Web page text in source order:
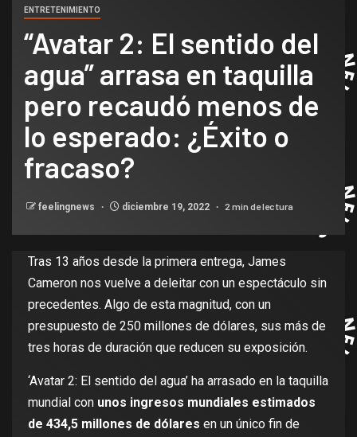
ENTRETENIMIENTO
“Avatar 2: El sentido del
agua” arrasa en taquilla
pero recaudó menos de
lo esperado: ¿Éxito o
fracaso?
feelingnews diciembre 19, 2022 2 min de lectura
Tras 13 años desde la primera entrega, James
Cameron nos vuelve a deleitar con un espectáculo sin
precedentes. Algo de esta magnitud, con un
presupuesto de 250 millones de dólares, sus más de
tres horas de duración que reducen su exposición.
‘Avatar 2: El sentido del agua’ ha arrasado en la taquilla
mundial con unos ingresos mundiales estimados
de 434,5 millones de dólares en un único fin de